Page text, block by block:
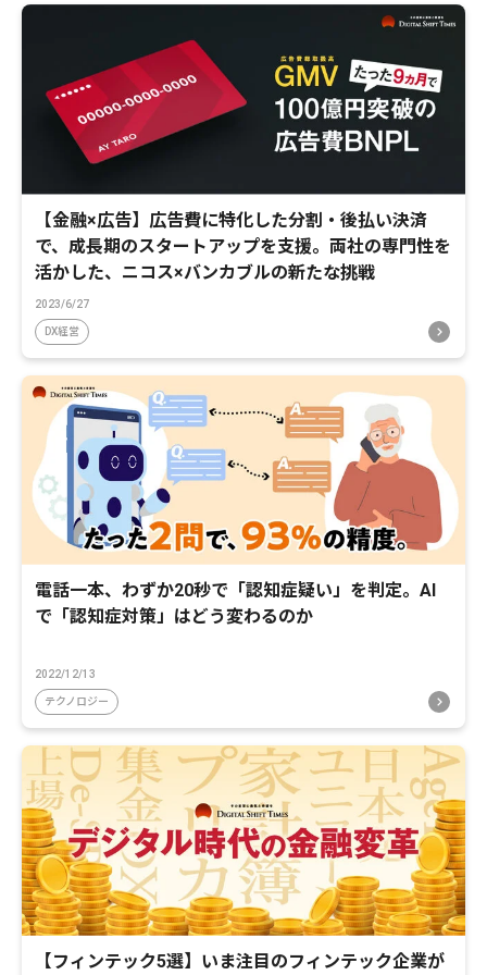
【金融×広告】広告費に特化した分割・後払い決済
で、成長期のスタートアップを支援。両社の専門性を
活かした、ニコス×バンカブルの新たな挑戦
2023/6/27
DX経営
電話一本、わずか20秒で「認知症疑い」を判定。AI
で「認知症対策」はどう変わるのか
2022/12/13
テクノロジー
【フィンテック5選】いま注目のフィンテック企業が